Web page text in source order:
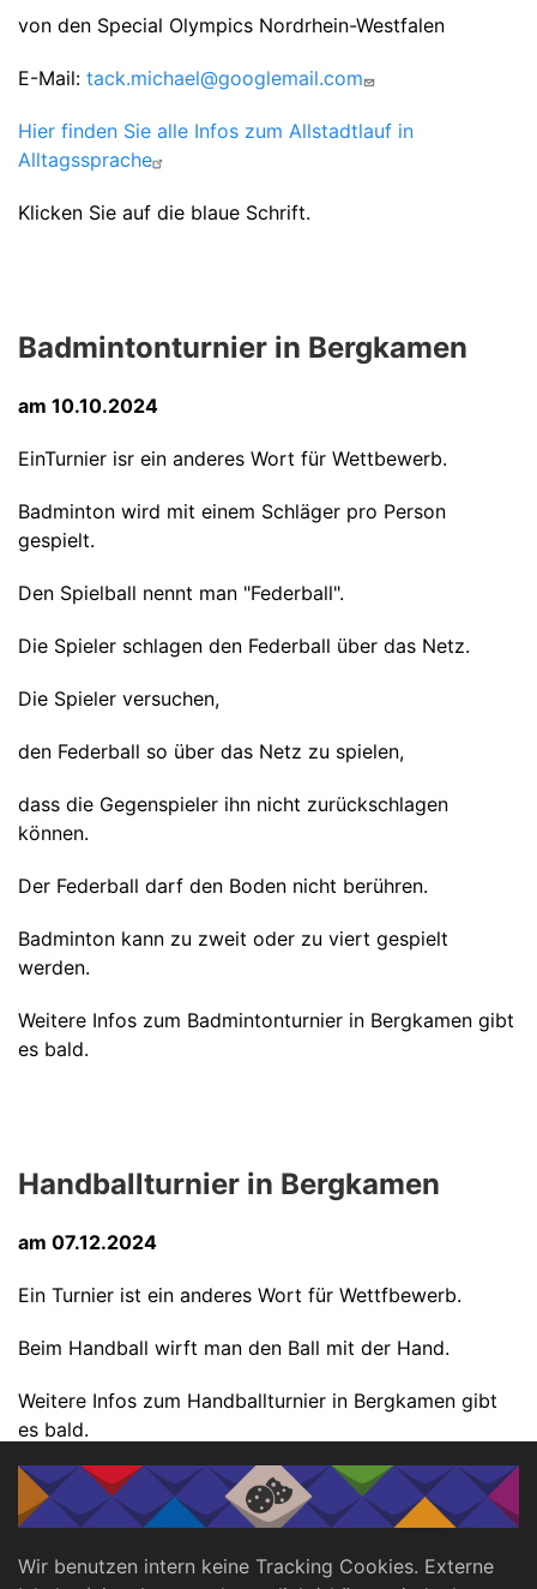
von den Special Olympics Nordrhein-Westfalen
E-Mail: tack.michael@googlemail.com
Hier finden Sie alle Infos zum Allstadtlauf in
Alltagssprache
Klicken Sie auf die blaue Schrift.
Badmintonturnier in Bergkamen
am 10.10.2024
EinTurnier isr ein anderes Wort für Wettbewerb.
Badminton wird mit einem Schläger pro Person
gespielt.
Den Spielball nennt man "Federball".
Die Spieler schlagen den Federball über das Netz.
Die Spieler versuchen,
den Federball so über das Netz zu spielen,
dass die Gegenspieler ihn nicht zurückschlagen
können.
Der Federball darf den Boden nicht berühren.
Badminton kann zu zweit oder zu viert gespielt
werden.
Weitere Infos zum Badmintonturnier in Bergkamen gibt
es bald.
Handballturnier in Bergkamen
am 07.12.2024
Ein Turnier ist ein anderes Wort für Wettfbewerb.
Beim Handball wirft man den Ball mit der Hand.
Weitere Infos zum Handballturnier in Bergkamen gibt
es bald.
Hier finden Sie den Veranstaltungskalender der Special
Olympics Nordrhein-Westfalen.
Wir benutzen intern keine Tracking Cookies. Externe